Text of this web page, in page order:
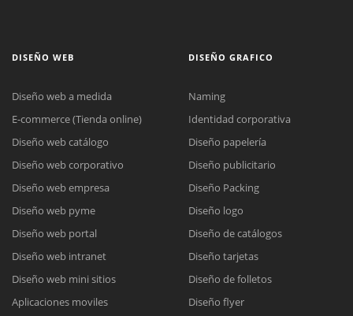
DISEÑO WEB
Diseño web a medida
E-commerce (Tienda online)
Diseño web catálogo
Diseño web corporativo
Diseño web empresa
Diseño web pyme
Diseño web portal
Diseño web intranet
Diseño web mini sitios
Aplicaciones moviles
DISEÑO GRAFICO
Naming
Identidad corporativa
Diseño papelería
Diseño publicitario
Diseño Packing
Diseño logo
Diseño de catálogos
Diseño tarjetas
Diseño de folletos
Diseño flyer